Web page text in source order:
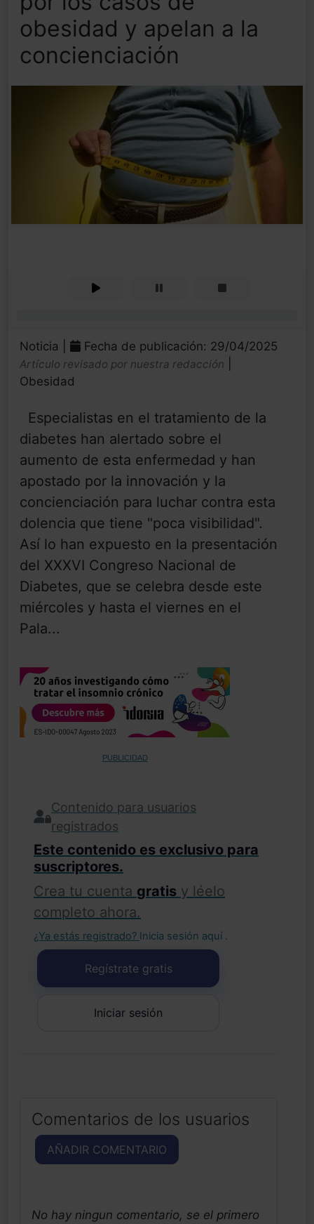
obesidad y apelan a la
concienciación
Noticia | Fecha de publicación: 29/04/2025
Artículo revisado por nuestra redacción
Obesidad
Especialistas en el tratamiento de la
diabetes han alertado sobre el
aumento de esta enfermedad y han
apostado por la innovación y la
concienciación para luchar contra esta
dolencia que tiene "poca visibilidad".
Así lo han expuesto en la presentación
del XXXVI Congreso Nacional de
Diabetes, que se celebra desde este
miércoles y hasta el viernes en el
Pala...
PUBLICIDAD
Contenido para usuarios
registrados
Este contenido es exclusivo para
suscriptores.
Crea tu cuenta gratis y léelo
completo ahora.
¿Ya estás registrado? Inicia sesión aquí .
Regístrate gratis
Iniciar sesión
Comentarios de los usuarios
AÑADIR COMENTARIO
No hay ningun comentario, se el primero